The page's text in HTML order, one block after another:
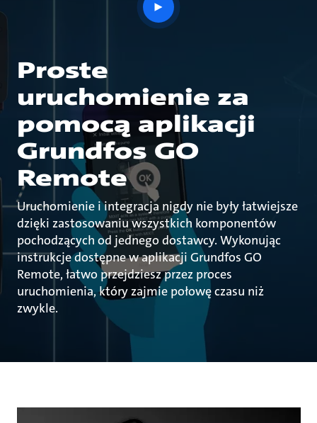
Proste
uruchomienie za
pomocą aplikacji
Grundfos GO
Remote
Uruchomienie i integracja nigdy nie były łatwiejsze
dzięki zastosowaniu wszystkich komponentów
pochodzących od jednego dostawcy. Wykonując
instrukcje dostępne w aplikacji Grundfos GO
Remote, łatwo przejdziesz przez proces
uruchomienia, który zajmie połowę czasu niż
zwykle.
play
button